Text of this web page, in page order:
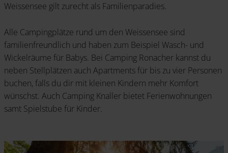
Weissensee gilt zurecht als Familienparadies.
Alle Campingplätze rund um den Weissensee sind
familienfreundlich und haben zum Beispiel Wasch- und
Wickelräume für Babys. Bei Camping Ronacher kannst du
neben Stellplätzen auch Apartments für bis zu vier Personen
buchen, falls du dir mit kleinen Kindern mehr Komfort
wünschst. Auch Camping Knaller bietet Ferienwohnungen
samt Spielstube für Kinder.